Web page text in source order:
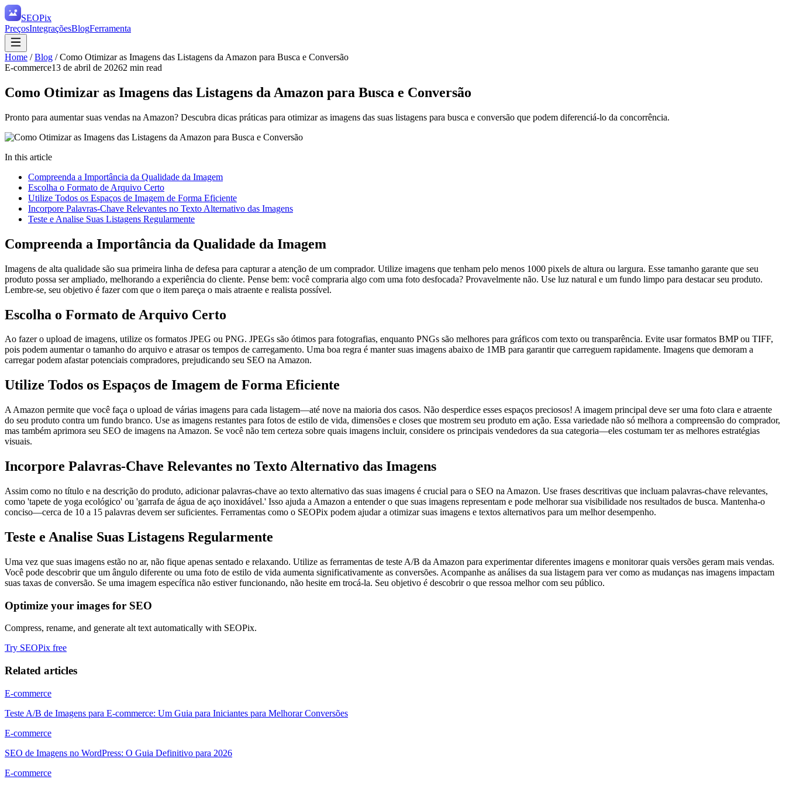
SEOPix
PreçosIntegraçõesBlogFerramenta
Home /Blog /Como Otimizar as Imagens das Listagens da Amazon para Busca e Conversão
E-commerce13 de abril de 20262 min read
Como Otimizar as Imagens das Listagens da Amazon para Busca e Conversão
Pronto para aumentar suas vendas na Amazon? Descubra dicas práticas para otimizar as imagens das suas listagens para busca e conversão que podem diferenciá-lo da concorrência.
In this article
Compreenda a Importância da Qualidade da Imagem
Escolha o Formato de Arquivo Certo
Utilize Todos os Espaços de Imagem de Forma Eficiente
Incorpore Palavras-Chave Relevantes no Texto Alternativo das Imagens
Teste e Analise Suas Listagens Regularmente
Compreenda a Importância da Qualidade da Imagem
Imagens de alta qualidade são sua primeira linha de defesa para capturar a atenção de um comprador. Utilize imagens que tenham pelo menos 1000 pixels de altura ou largura. Esse tamanho garante que seu
produto possa ser ampliado, melhorando a experiência do cliente. Pense bem: você compraria algo com uma foto desfocada? Provavelmente não. Use luz natural e um fundo limpo para destacar seu produto.
Lembre-se, seu objetivo é fazer com que o item pareça o mais atraente e realista possível.
Escolha o Formato de Arquivo Certo
Ao fazer o upload de imagens, utilize os formatos JPEG ou PNG. JPEGs são ótimos para fotografias, enquanto PNGs são melhores para gráficos com texto ou transparência. Evite usar formatos BMP ou TIFF,
pois podem aumentar o tamanho do arquivo e atrasar os tempos de carregamento. Uma boa regra é manter suas imagens abaixo de 1MB para garantir que carreguem rapidamente. Imagens que demoram a
carregar podem afastar potenciais compradores, prejudicando seu SEO na Amazon.
Utilize Todos os Espaços de Imagem de Forma Eficiente
A Amazon permite que você faça o upload de várias imagens para cada listagem—até nove na maioria dos casos. Não desperdice esses espaços preciosos! A imagem principal deve ser uma foto clara e atraente
do seu produto contra um fundo branco. Use as imagens restantes para fotos de estilo de vida, dimensões e closes que mostrem seu produto em ação. Essa variedade não só melhora a compreensão do comprador,
mas também aprimora seu SEO de imagens na Amazon. Se você não tem certeza sobre quais imagens incluir, considere os principais vendedores da sua categoria—eles costumam ter as melhores estratégias
visuais.
Incorpore Palavras-Chave Relevantes no Texto Alternativo das Imagens
Assim como no título e na descrição do produto, adicionar palavras-chave ao texto alternativo das suas imagens é crucial para o SEO na Amazon. Use frases descritivas que incluam palavras-chave relevantes,
como 'tapete de yoga ecológico' ou 'garrafa de água de aço inoxidável.' Isso ajuda a Amazon a entender o que suas imagens representam e pode melhorar sua visibilidade nos resultados de busca. Mantenha-o
conciso—cerca de 10 a 15 palavras devem ser suficientes. Ferramentas como o SEOPix podem ajudar a otimizar suas imagens e textos alternativos para um melhor desempenho.
Teste e Analise Suas Listagens Regularmente
Uma vez que suas imagens estão no ar, não fique apenas sentado e relaxando. Utilize as ferramentas de teste A/B da Amazon para experimentar diferentes imagens e monitorar quais versões geram mais vendas.
Você pode descobrir que um ângulo diferente ou uma foto de estilo de vida aumenta significativamente as conversões. Acompanhe as análises da sua listagem para ver como as mudanças nas imagens impactam
suas taxas de conversão. Se uma imagem específica não estiver funcionando, não hesite em trocá-la. Seu objetivo é descobrir o que ressoa melhor com seu público.
Optimize your images for SEO
Compress, rename, and generate alt text automatically with SEOPix.
Try SEOPix free
Related articles
E-commerce
Teste A/B de Imagens para E-commerce: Um Guia para Iniciantes para Melhorar Conversões
E-commerce
SEO de Imagens no WordPress: O Guia Definitivo para 2026
E-commerce